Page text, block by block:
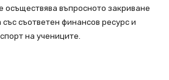
осъществява въпросното закриване
съответен финансов ресурс и
на учениците.